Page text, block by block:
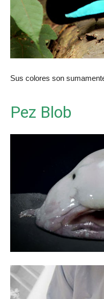
Sus colores son
Pez Blob